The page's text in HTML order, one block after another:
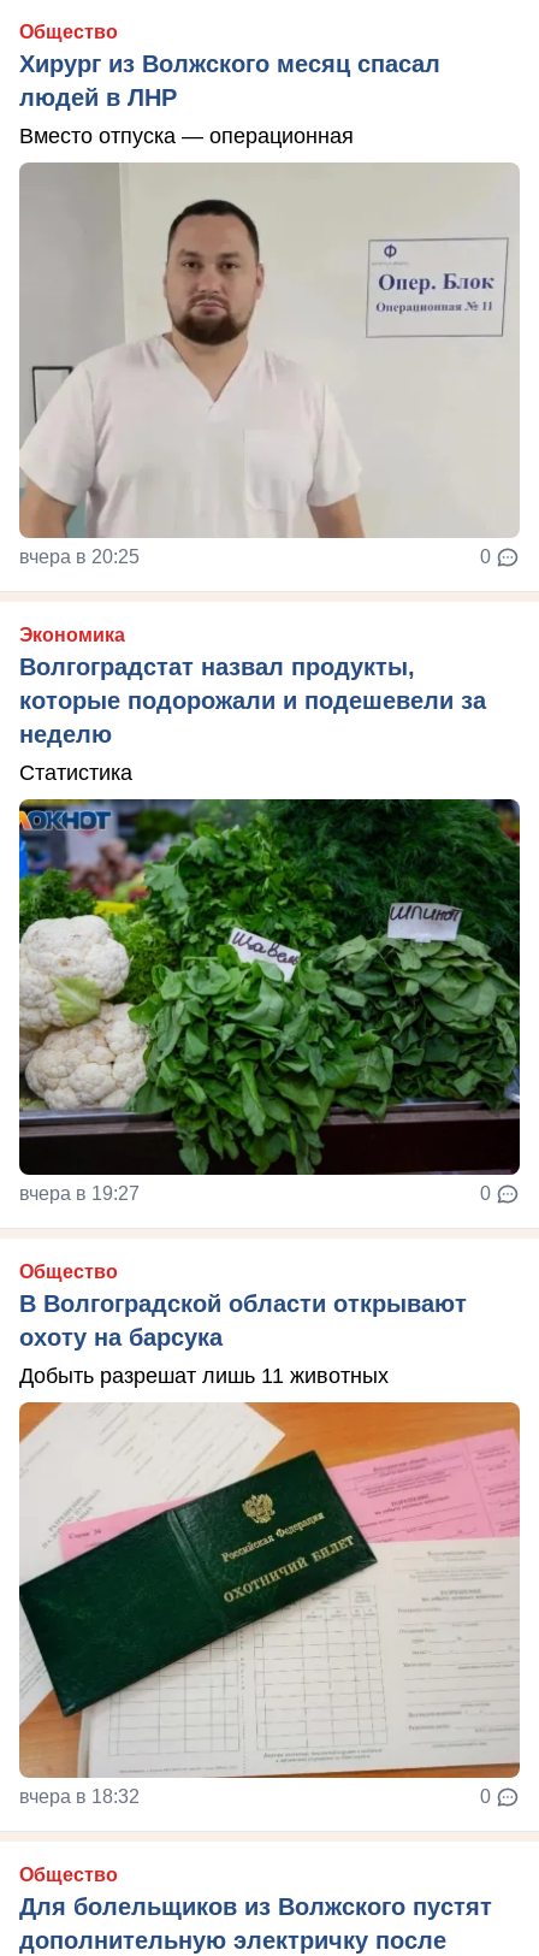
Общество
Хирург из Волжского месяц спасал
людей в ЛНР
Вместо отпуска — операционная
вчера в 20:25 0
Экономика
Волгоградстат назвал продукты,
которые подорожали и подешевели за
неделю
Статистика
вчера в 19:27 0
Общество
В Волгоградской области открывают
охоту на барсука
Добыть разрешат лишь 11 животных
вчера в 18:32 0
Общество
Для болельщиков из Волжского пустят
дополнительную электричку после